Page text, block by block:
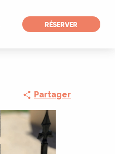
RÉSERVER
Partager